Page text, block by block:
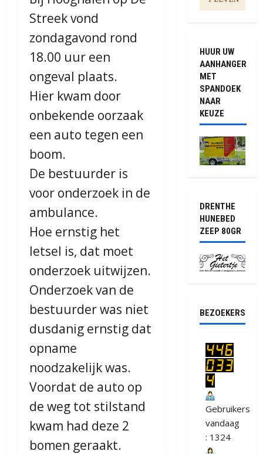
Streek vond
zondagavond rond
18.00 uur een
ongeval plaats.
Hier kwam door
onbekende oorzaak
een auto tegen een
boom.
De bestuurder is
voor onderzoek in de
ambulance.
Hoe ernstig het
letsel is, dat moet
onderzoek uitwijzen.
Onderzoek van de
bestuurder was niet
dusdanig ernstig dat
opname
noodzakelijk was.
Voordat de auto op
de weg tot stilstand
kwam had deze 2
bomen geraakt.
HUUR UW
AANHANGER
MET
SPANDOEK
NAAR
KEUZE
DRENTHE
HUNEBED
ZEEP 80GR
BEZOEKERS
Gebruikers
vandaag
: 1324